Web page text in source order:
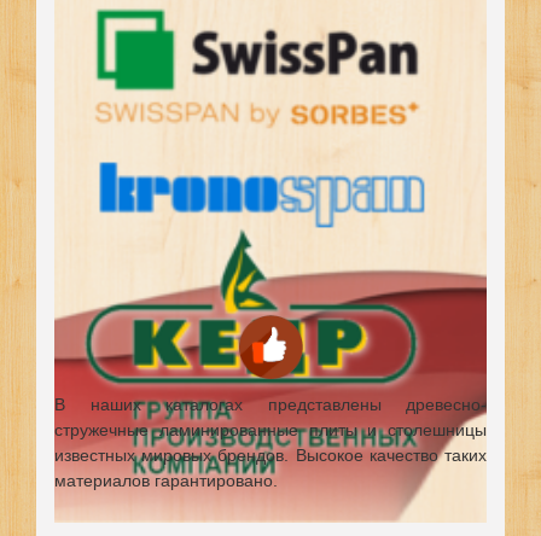
В наших каталогах представлены древесно-
стружечные ламинированные плиты и столешницы
известных мировых брендов. Высокое качество таких
материалов гарантировано.